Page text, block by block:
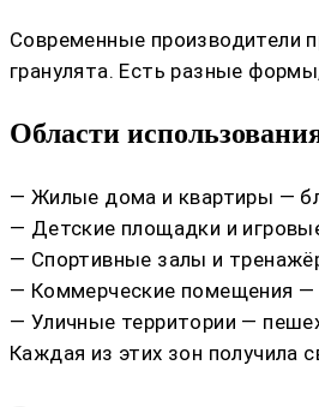
Современные производители
гранулята. Есть разные
Области
— Жилые дома и квартиры —
— Детские площадки и
— Спортивные залы и
— Коммерческие помещения —
— Уличные территории —
Каждая из этих зон получила